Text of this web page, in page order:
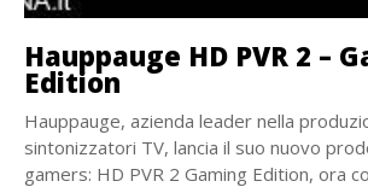
Hauppauge HD PVR 2 –
Edition
Hauppauge, azienda leader nella
sintonizzatori TV, lancia il suo nuovo
gamers: HD PVR 2 Gaming Edition, ora